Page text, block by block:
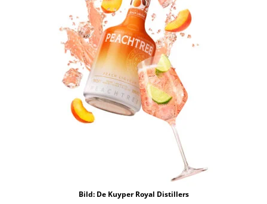
Bild: De Kuyper Royal Distillers